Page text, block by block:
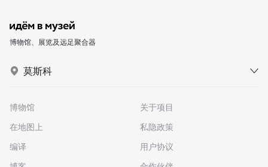
博物馆、展览及远足聚合器
莫斯科
博物馆
在地图上
编译
关于项目
私隐政策
用户协议